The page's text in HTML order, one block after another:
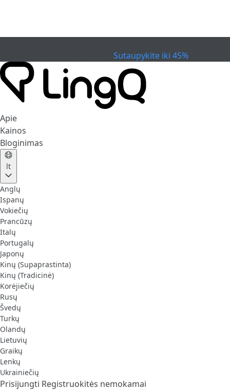
Sutaupykite iki 45%
Apie
Kainos
Bloginimas
lt
Anglų
Ispanų
Vokiečių
Prancūzų
Italų
Portugalų
Japonų
Kinų (Supaprastinta)
Kinų (Tradicinė)
Korėjiečių
Rusų
Švedų
Turkų
Olandų
Lietuvių
Graikų
Lenkų
Ukrainiečių
Prisijungti Registruokitės nemokamai